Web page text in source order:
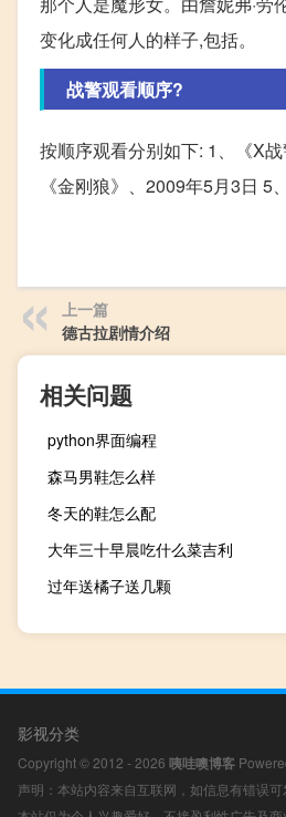
变化成任何人的样子,包括。
战警观看顺序?
按顺序观看分别如下: 1、《X
《金刚狼》、2009年5月3日 5
上一篇
德古拉剧情介绍
相关问题
python界面编程
森马男鞋怎么样
冬天的鞋怎么配
大年三十早晨吃什么菜吉利
过年送橘子送几颗
影视分类
Copyright © 2012 - 2026 咦哇噢博客
声明：本站内容来自互联网，如信息有错误